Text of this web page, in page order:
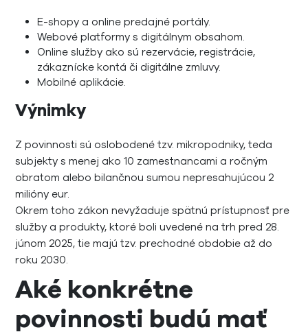
E-shopy a online predajné portály.
Webové platformy s digitálnym obsahom.
Online služby ako sú rezervácie, registrácie,
zákaznícke kontá či digitálne zmluvy.
Mobilné aplikácie.
Výnimky
Z povinnosti sú oslobodené tzv. mikropodniky, teda
subjekty s menej ako 10 zamestnancami a ročným
obratom alebo bilančnou sumou nepresahujúcou 2
milióny eur.
Okrem toho zákon nevyžaduje spätnú prístupnosť pre
služby a produkty, ktoré boli uvedené na trh pred 28.
júnom 2025, tie majú tzv. prechodné obdobie až do
roku 2030.
Aké konkrétne
povinnosti budú mať